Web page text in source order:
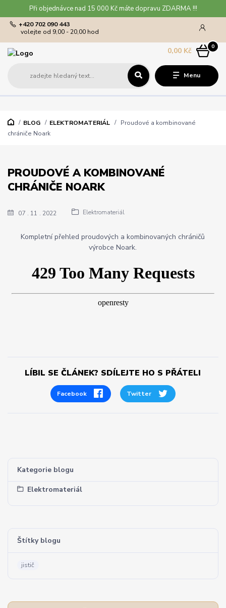
Při objednávce nad 15 000 Kč máte dopravu ZDARMA !!!
Menu
+420 702 090 443
volejte od 9,00 - 20,00 hod
0
0,00 Kč
BLOG ELEKTROMATERIÁL
Proudové a kombinované
chrániče Noark
Kategorie blogu
Elektromateriál
Štítky blogu
jistič
07 11 2022 Elektromateriál
PROUDOVÉ A KOMBINOVANÉ
CHRÁNIČE NOARK
Kompletní přehled proudových a kombinovaných chráničů
výrobce Noark.
LÍBIL SE ČLÁNEK? SDÍLEJTE HO S PŘÁTELI
Facebook Twitter